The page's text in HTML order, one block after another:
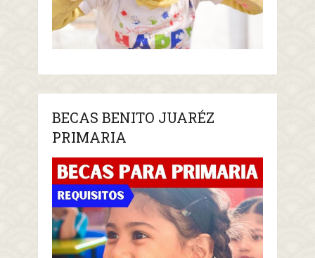
BECAS BENITO JUARÉZ
PRIMARIA